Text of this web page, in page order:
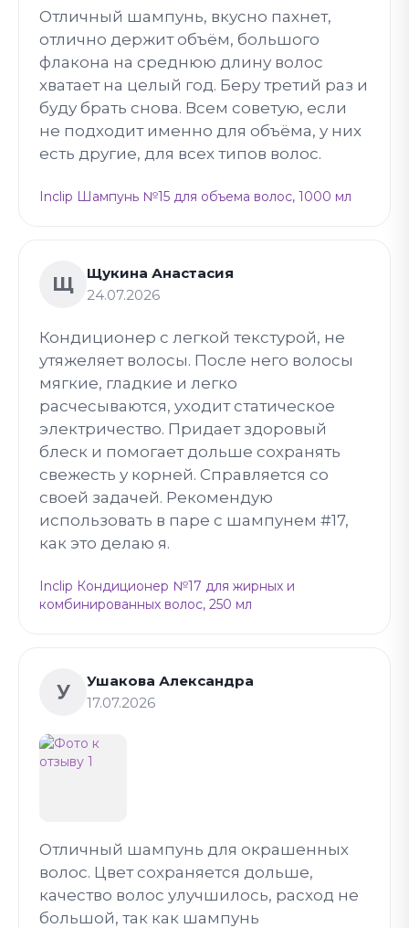
Отличный шампунь, вкусно пахнет,
отлично держит объём, большого
флакона на среднюю длину волос
хватает на целый год. Беру третий раз и
буду брать снова. Всем советую, если
не подходит именно для объёма, у них
есть другие, для всех типов волос.
Inclip Шампунь №15 для объема волос, 1000 мл
Щ
Щукина Анастасия
24.07.2026
Кондиционер с легкой текстурой, не
утяжеляет волосы. После него волосы
мягкие, гладкие и легко
расчесываются, уходит статическое
электричество. Придает здоровый
блеск и помогает дольше сохранять
свежесть у корней. Справляется со
своей задачей. Рекомендую
использовать в паре с шампунем #17,
как это делаю я.
Inclip Кондиционер №17 для жирных и
комбинированных волос, 250 мл
У
Ушакова Александра
17.07.2026
Отличный шампунь для окрашенных
волос. Цвет сохраняется дольше,
качество волос улучшилось, расход не
большой, так как шампунь